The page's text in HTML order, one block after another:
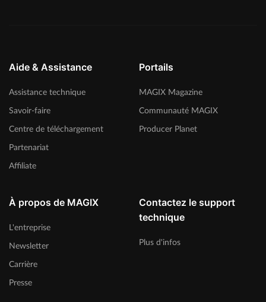
Aide & Assistance
Assistance technique
Savoir-faire
Centre de téléchargement
Partenariat
Affiliate
Portails
MAGIX Magazine
Communauté MAGIX
Producer Planet
À propos de MAGIX
L'entreprise
Newsletter
Carrière
Presse
Contactez le support
technique
Plus d'infos